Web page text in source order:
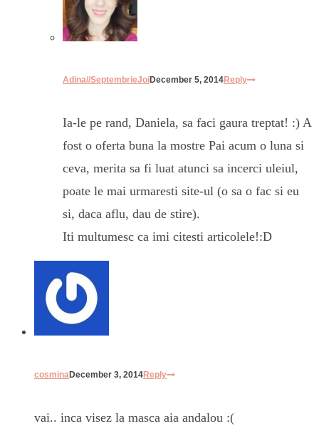
Adina//SeptembrieJoiDecember 5, 2014Reply
Ia-le pe rand, Daniela, sa faci gaura treptat! :) A
fost o oferta buna la mostre Pai acum o luna si
ceva, merita sa fi luat atunci sa incerci uleiul,
poate le mai urmaresti site-ul (o sa o fac si eu
si, daca aflu, dau de stire).
Iti multumesc ca imi citesti articolele!:D
cosminaDecember 3, 2014Reply
vai.. inca visez la masca aia andalou :(